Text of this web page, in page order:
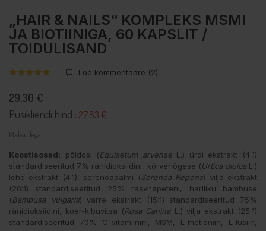
„HAIR & NAILS“ KOMPLEKS MSMI
JA BIOTIINIGA, 60 KAPSLIT /
TOIDULISAND
Loe kommentaare (2)
29,30 €
Püsikliendi hind : 27.83 €
Maksudega
Koostisosad: põldosi (Equisetum arvenseL.) ürdi ekstrakt (4:1)
standardiseeritud 7% ränidioksiidini, kõrvenõgese (Urtica dioicaL.)
lehe ekstrakt (4:1), serenoapalmi (Serenoa Repens) vilja ekstrakt
(20:1) standardiseeritud 25% rasvhapeteni, hariliku bambuse
(Bambusa vulgaris) varre ekstrakt (15:1) standardiseeritud 75%
ränidioksiidini, koer-kibuvitsa (Rosa Canina L.) vilja ekstrakt (25:1)
standardiseeritud 70% C-vitamiinini, MSM, L-metioniin, L-lüsiin,